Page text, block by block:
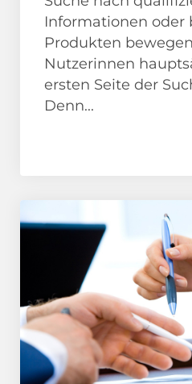
Informationen oder
Produkten
Nutzerinnen
ersten Seite der
Denn...